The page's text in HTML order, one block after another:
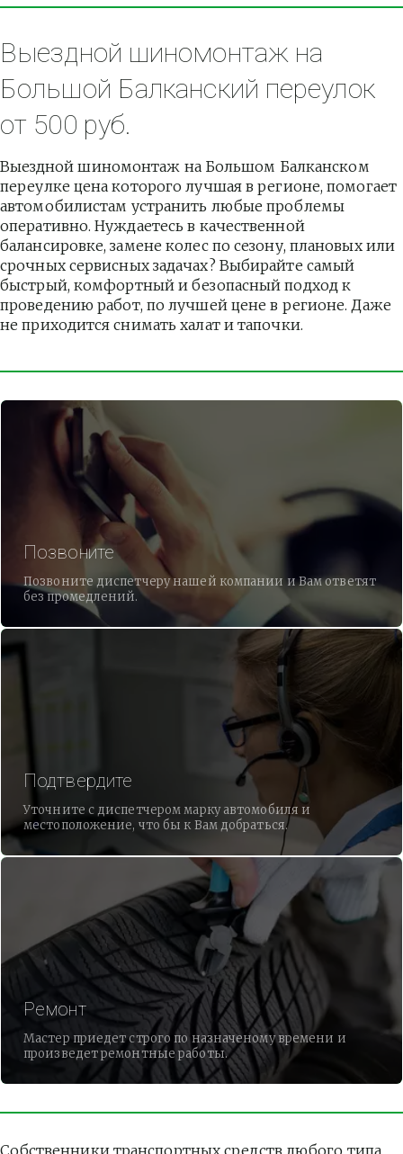
Выездной шиномонтаж на
Большой Балканский переулок
от 500 руб.
Выездной шиномонтаж на Большом Балканском
переулке цена которого лучшая в регионе, помогает
автомобилистам устранить любые проблемы
оперативно. Нуждаетесь в качественной
балансировке, замене колес по сезону, плановых или
срочных сервисных задачах? Выбирайте самый
быстрый, комфортный и безопасный подход к
проведению работ, по лучшей цене в регионе. Даже
не приходится снимать халат и тапочки.
Позвоните
Позвоните диспетчеру нашей компании и Вам ответят
без промедлений.
Подтвердите
Уточните с диспетчером марку автомобиля и
местоположение, что бы к Вам добраться.
Ремонт
Мастер приедет строго по назначеному времени и
произведет ремонтные работы.
Собственники транспортных средств любого типа